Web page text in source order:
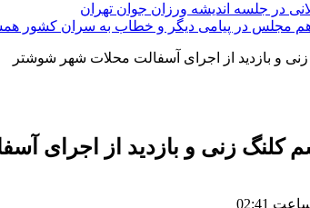
در جلسه اندیشه ورزان جوان تهران
مجلس در پیامی دیگر و خطاب به سران کشور
و بازدید از اجرای آسفالت محلات شهر شوشتر
کلنگ زنی و بازدید از اجرای